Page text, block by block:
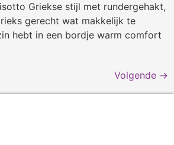
Griekse stijl met rundergehakt,
gerecht wat makkelijk te
hebt in een bordje warm comfort
Volgende →